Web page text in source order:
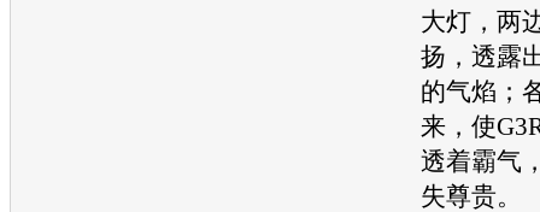
大灯，两
扬，透露
的气焰；
来，使
透着霸气
失尊贵。